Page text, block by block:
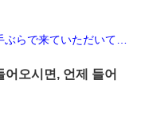
ぶらで来ていただいて…
오시면, 언제 들어